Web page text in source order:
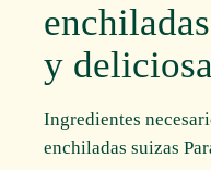
y
Ingredientes
enchiladas suizas